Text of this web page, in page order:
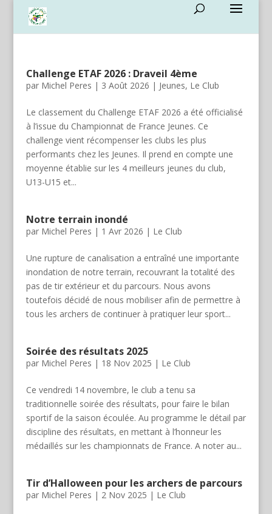
Challenge ETAF 2026 : Draveil 4ème
par Michel Peres | 3 Août 2026 | Jeunes, Le Club
Le classement du Challenge ETAF 2026 a été officialisé
à l’issue du Championnat de France Jeunes. Ce
challenge vient récompenser les clubs les plus
performants chez les Jeunes. Il prend en compte une
moyenne établie sur les 4 meilleurs jeunes du club,
U13-U15 et...
Notre terrain inondé
par Michel Peres | 1 Avr 2026 | Le Club
Une rupture de canalisation a entraîné une importante
inondation de notre terrain, recouvrant la totalité des
pas de tir extérieur et du parcours. Nous avons
toutefois décidé de nous mobiliser afin de permettre à
tous les archers de continuer à pratiquer leur sport...
Soirée des résultats 2025
par Michel Peres | 18 Nov 2025 | Le Club
Ce vendredi 14 novembre, le club a tenu sa
traditionnelle soirée des résultats, pour faire le bilan
sportif de la saison écoulée. Au programme le détail par
discipline des résultats, en mettant à l’honneur les
médaillés sur les championnats de France. A noter au...
Tir d’Halloween pour les archers de parcours
par Michel Peres | 2 Nov 2025 | Le Club